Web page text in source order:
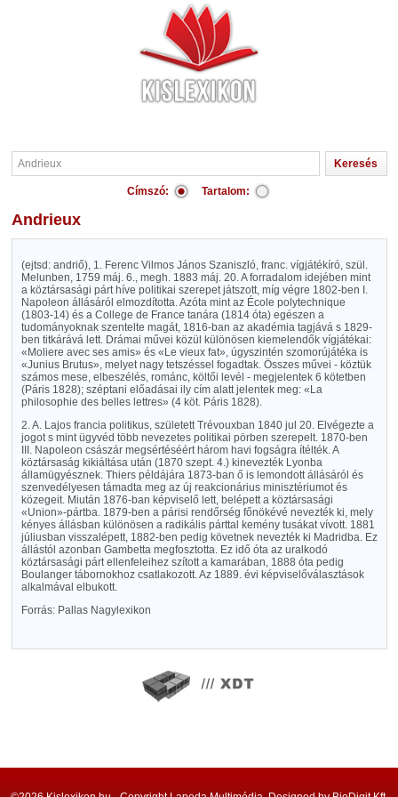
Címszó: Tartalom:
Andrieux
(ejtsd: andriő), 1. Ferenc Vilmos János Szaniszló, franc. vígjátékíró, szül.
Melunben, 1759 máj. 6., megh. 1883 máj. 20. A forradalom idejében mint
a köztársasági párt híve politikai szerepet játszott, míg végre 1802-ben I.
Napoleon állásáról elmozdította. Azóta mint az École polytechnique
(1803-14) és a College de France tanára (1814 óta) egészen a
tudományoknak szentelte magát, 1816-ban az akadémia tagjává s 1829-
ben titkárává lett. Drámai művei közül különösen kiemelendők vígjátékai:
«Moliere avec ses amis» és «Le vieux fat», úgyszintén szomorújátéka is
«Junius Brutus», melyet nagy tetszéssel fogadtak. Összes művei - köztük
számos mese, elbeszélés, románc, költői levél - megjelentek 6 kötetben
(Páris 1828); széptani előadásai ily cím alatt jelentek meg: «La
philosophie des belles lettres» (4 köt. Páris 1828).
2. A. Lajos francia politikus, született Trévouxban 1840 jul 20. Elvégezte a
jogot s mint ügyvéd több nevezetes politikai pörben szerepelt. 1870-ben
III. Napoleon császár megsértéséért három havi fogságra ítélték. A
köztársaság kikiáltása után (1870 szept. 4.) kinevezték Lyonba
államügyésznek. Thiers példájára 1873-ban ő is lemondott állásáról és
szenvedélyesen támadta meg az új reakcionárius minisztériumot és
közegeit. Miután 1876-ban képviselő lett, belépett a köztársasági
«Union»-pártba. 1879-ben a párisi rendőrség főnökévé nevezték ki, mely
kényes állásban különösen a radikális párttal kemény tusákat vívott. 1881
júliusban visszalépett, 1882-ben pedig követnek nevezték ki Madridba. Ez
állástól azonban Gambetta megfosztotta. Ez idő óta az uralkodó
köztársasági párt ellenfeleihez szított a kamarában, 1888 óta pedig
Boulanger tábornokhoz csatlakozott. Az 1889. évi képviselőválasztások
alkalmával elbukott.
Forrás: Pallas Nagylexikon